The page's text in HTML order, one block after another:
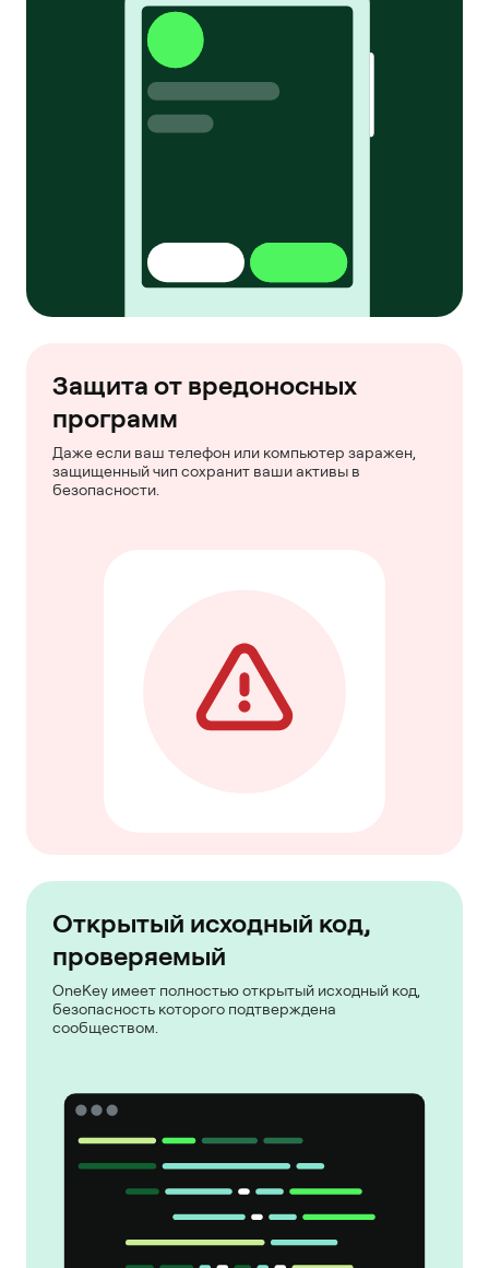
Защита от вредоносных
программ
Даже если ваш телефон или компьютер заражен,
защищенный чип сохранит ваши активы в
безопасности.
Открытый исходный код,
проверяемый
OneKey имеет полностью открытый исходный код,
безопасность которого подтверждена
сообществом.